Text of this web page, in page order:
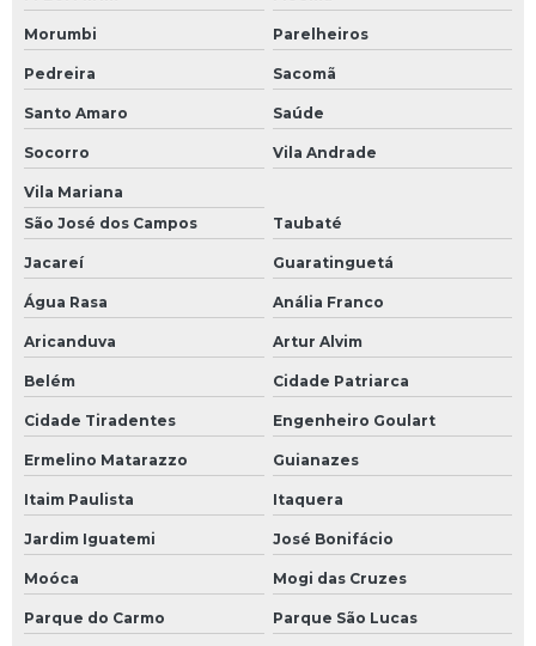
Morumbi Parelheiros
Pedreira Sacomã
Santo Amaro Saúde
Socorro Vila Andrade
Vila Mariana
São José dos Campos
Taubaté
Jacareí Guaratinguetá
Água Rasa Anália Franco
Aricanduva Artur Alvim
Belém Cidade Patriarca
Cidade Tiradentes Engenheiro Goulart
Ermelino Matarazzo Guianazes
Itaim Paulista Itaquera
Jardim Iguatemi José Bonifácio
Moóca Mogi das Cruzes
Parque do Carmo Parque São Lucas